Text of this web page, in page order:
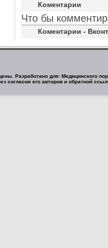
Коментарии
Что бы
Коментарии -
Разработано для: Медицинского
согласия его авторов и обратной